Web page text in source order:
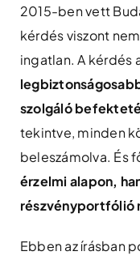
2015-ben vett
kérdés viszont
ingatlan. A kérdés
szolgáló
tekintve, minden
beleszámolva. És
érzelmi alapon,
részvényportfólió
Ebben az írásban